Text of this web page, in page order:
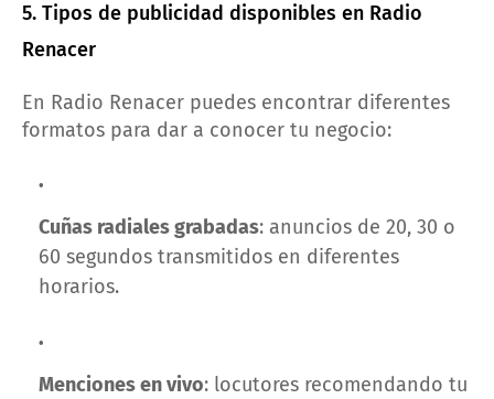
5. Tipos de publicidad disponibles en Radio
Renacer
En Radio Renacer puedes encontrar diferentes
formatos para dar a conocer tu negocio:
Cuñas radiales grabadas: anuncios de 20, 30 o
60 segundos transmitidos en diferentes
horarios.
Menciones en vivo: locutores recomendando tu